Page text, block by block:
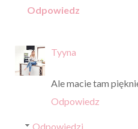
Odpowiedz
Tyyna
Ale macie tam
Odpowiedz
Odpowiedzi